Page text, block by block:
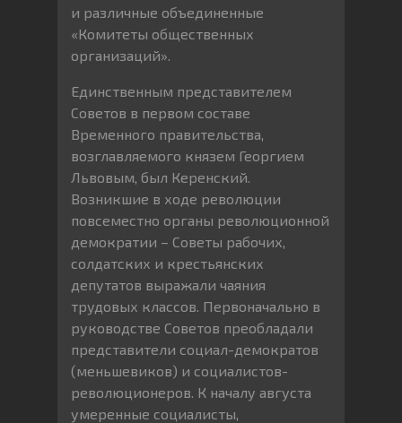
и различные объединенные
«Комитеты общественных
организаций».
Единственным представителем
Советов в первом составе
Временного правительства,
возглавляемого князем Георгием
Львовым, был Керенский.
Возникшие в ходе революции
повсеместно органы революционной
демократии – Советы рабочих,
солдатских и крестьянских
депутатов выражали чаяния
трудовых классов. Первоначально в
руководстве Советов преобладали
представители социал-демократов
(меньшевиков) и социалистов-
революционеров. К началу августа
умеренные социалисты,